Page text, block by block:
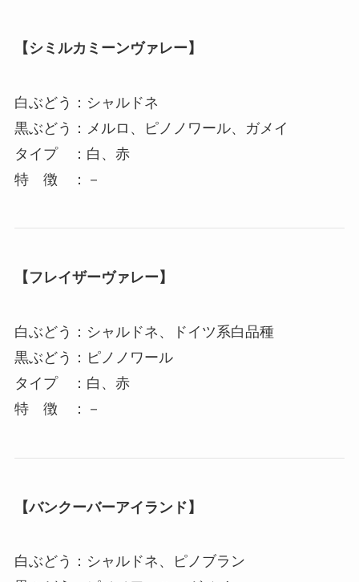
【シミルカミーンヴァレー】
白ぶどう：シャルドネ
黒ぶどう：メルロ、ピノノワール、ガメイ
タイプ ：白、赤
特 徴 ：－
【フレイザーヴァレー】
白ぶどう：シャルドネ、ドイツ系白品種
黒ぶどう：ピノノワール
タイプ ：白、赤
特 徴 ：－
【バンクーバーアイランド】
白ぶどう：シャルドネ、ピノブラン